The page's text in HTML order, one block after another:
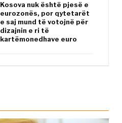
Kosova nuk është pjesë e
eurozonës, por qytetarët
e saj mund të votojnë për
dizajnin e ri të
kartëmonedhave euro